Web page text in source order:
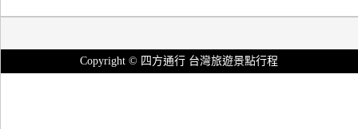
Copyright © 四方通行 台灣旅遊景點行程